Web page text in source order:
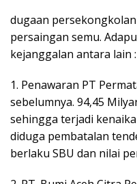
dugaan
persaingan semu.
kejanggalan antara lain :
1. Penawaran PT
sebelumnya. 94,45
sehingga terjadi
diduga pembatalan
berlaku SBU dan nilai